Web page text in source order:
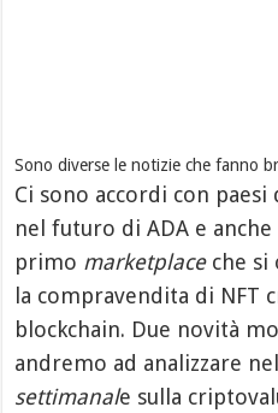
Sono diverse le notizie che fanno
Ci sono accordi con
nel futuro di ADA e anche
primo marketplaceche si
la compravendita di NFT
blockchain. Due novità
andremo ad analizzare
settimanale sulla